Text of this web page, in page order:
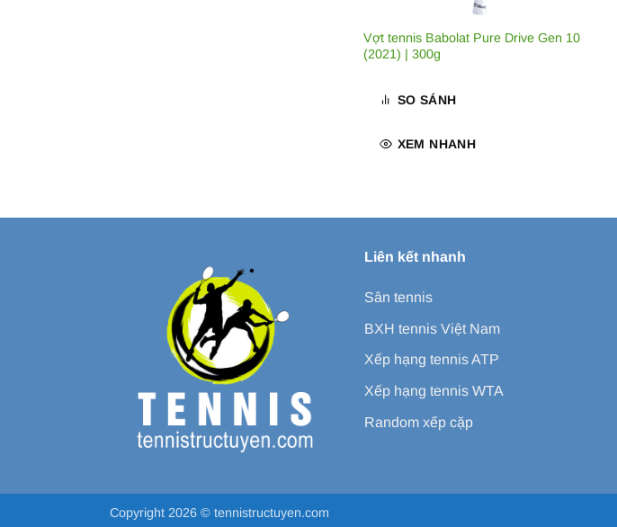
Vợt tennis Babolat Pure Drive Gen 10
(2021) | 300g
SO SÁNH
XEM NHANH
Liên kết nhanh
Sân tennis
BXH tennis Việt Nam
Xếp hạng tennis ATP
Xếp hạng tennis WTA
Random xếp cặp
Copyright 2026 © tennistructuyen.com